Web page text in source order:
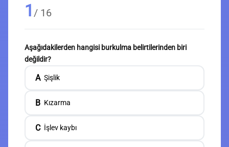
1 / 16
Aşağıdakilerden hangisi burkulma belirtilerinden biri
değildir?
A Şişlik
B Kızarma
C İşlev kaybı